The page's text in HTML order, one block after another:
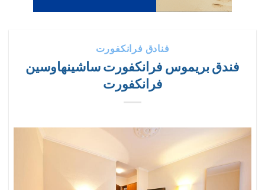
فنادق فرانكفورت
فندق بريموس فرانكفورت ساشينهاوسين
فرانكفورت